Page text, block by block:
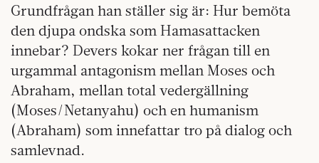
Grundfrågan han ställer sig är: Hur bemöta
den djupa ondska som Hamasattacken
innebar? Devers kokar ner frågan till en
urgammal antagonism mellan Moses och
Abraham, mellan total vedergällning
(Moses/Netanyahu) och en humanism
(Abraham) som innefattar tro på dialog och
samlevnad.